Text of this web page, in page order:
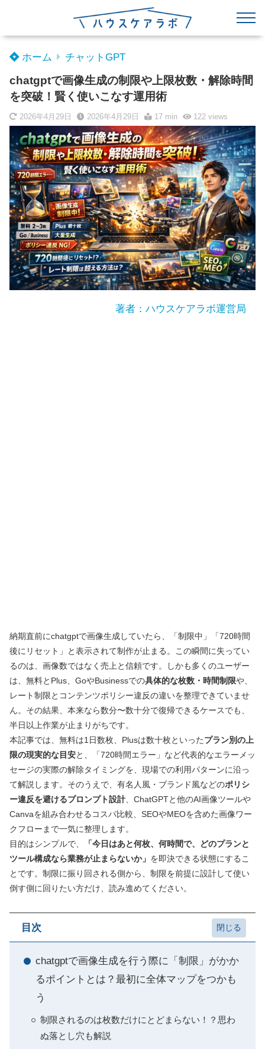
ホーム チャットGPT
chatgptで画像生成の制限や上限枚数・解除時間
を突破！賢く使いこなす運用術
2026年4月29日 2026年4月29日 17 min 122views
著者：ハウスケアラボ運営局
納期直前にchatgptで画像生成していたら、「制限中」「720時間
後にリセット」と表示されて制作が止まる。この瞬間に失ってい
るのは、画像数ではなく売上と信頼です。しかも多くのユーザー
は、無料とPlus、GoやBusinessでの具体的な枚数・時間制限や、
レート制限とコンテンツポリシー違反の違いを整理できていませ
ん。その結果、本来なら数分〜数十分で復帰できるケースでも、
半日以上作業が止まりがちです。
本記事では、無料は1日数枚、Plusは数十枚といったプラン別の上
限の現実的な目安と、「720時間エラー」など代表的なエラーメッ
セージの実際の解除タイミングを、現場での利用パターンに沿っ
て解説します。そのうえで、有名人風・ブランド風などのポリシ
ー違反を避けるプロンプト設計、ChatGPTと他のAI画像ツールや
Canvaを組み合わせるコスパ比較、SEOやMEOを含めた画像ワー
クフローまで一気に整理します。
目的はシンプルで、
「今日はあと何枚、何時間で、どのプランと
ツール構成なら業務が止まらないか」 を即決できる状態にするこ
とです。制限に振り回される側から、制限を前提に設計して使い
倒す側に回りたい方だけ、読み進めてください。
目次
chatgptで画像生成を行う際に「制限」がかか
るポイントとは？最初に全体マップをつかも
う
制限されるのは枚数だけにとどまらない！？思わ
ぬ落とし穴も解説